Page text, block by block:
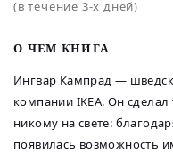
O ЧЕМ КНИГА
Ингвар Кампрад —
компании IKEA. Он сделал
никому на свете:
появилась возможность
(в течение 3-х дней)